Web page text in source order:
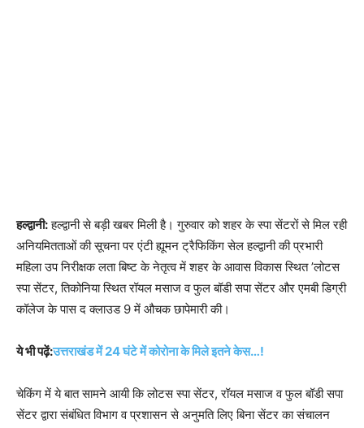
हल्द्वानी:हल्द्वानी से बड़ी खबर मिली है। गुरुवार को शहर के स्पा सेंटरों से मिल रही
अनियमितताओं की सूचना पर एंटी ह्यूमन ट्रैफिकिंग सेल हल्द्वानी की प्रभारी
महिला उप निरीक्षक लता बिष्ट के नेतृत्व में शहर के आवास विकास स्थित ’लोटस
स्पा सेंटर, तिकोनिया स्थित रॉयल मसाज व फुल बॉडी सपा सेंटर और एमबी डिग्री
कॉलेज के पास द क्लाउड 9 में औचक छापेमारी की।
ये भी पढ़ें:उत्तराखंड में 24 घंटे में कोरोना के मिले इतने केस…!
चेकिंग में ये बात सामने आयी कि लोटस स्पा सेंटर, रॉयल मसाज व फुल बॉडी सपा
सेंटर द्वारा संबंधित विभाग व प्रशासन से अनुमति लिए बिना सेंटर का संचालन